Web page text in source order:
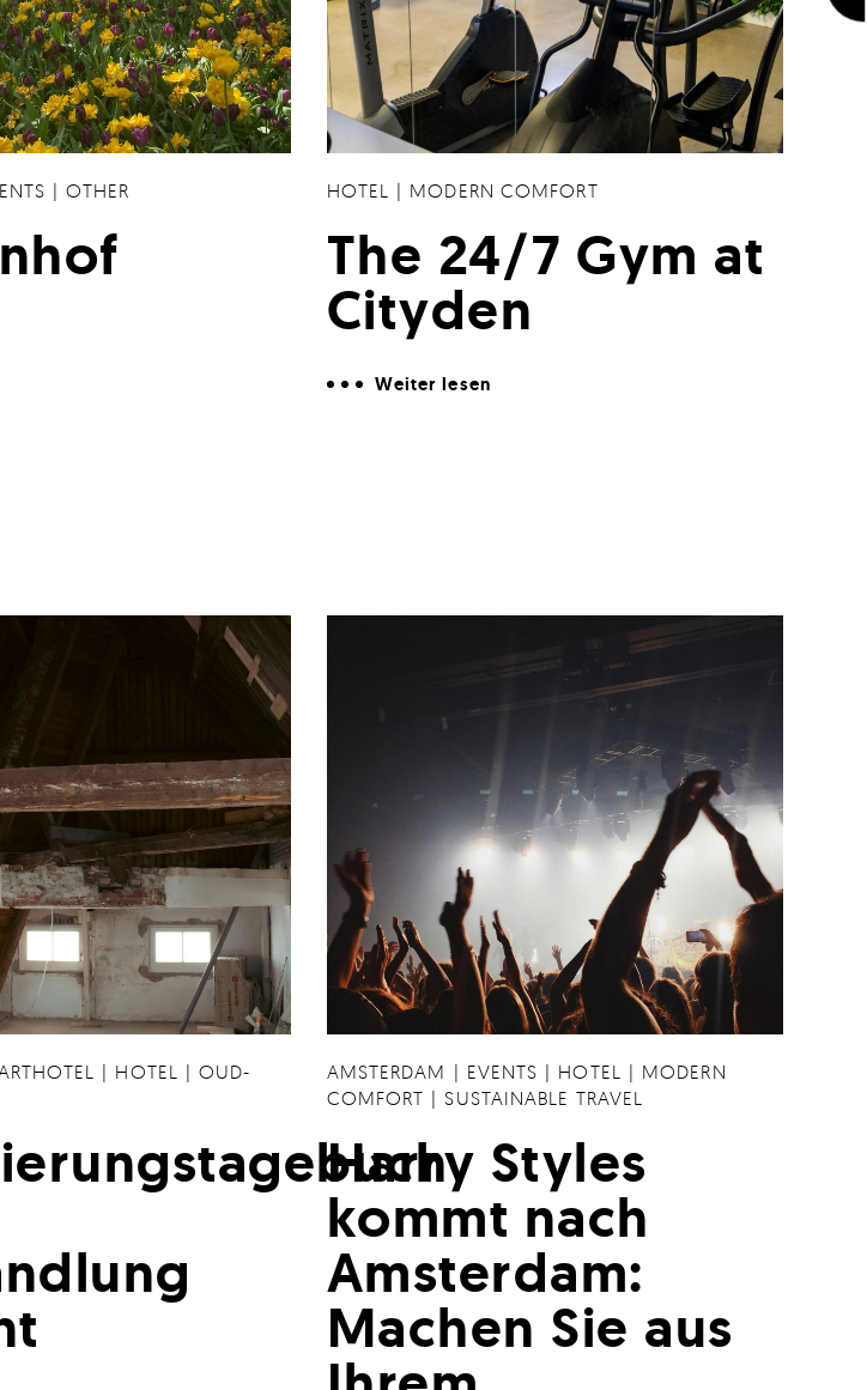
| OTHER HOTEL | MODERN COMFORT
The 24/7 Gym at
Cityden
Weiter lesen
| HOTEL | OUD-
AMSTERDAM | EVENTS | HOTEL | MODERN
COMFORT | SUSTAINABLE TRAVEL
Harry Styles
kommt nach
Amsterdam:
Machen Sie aus